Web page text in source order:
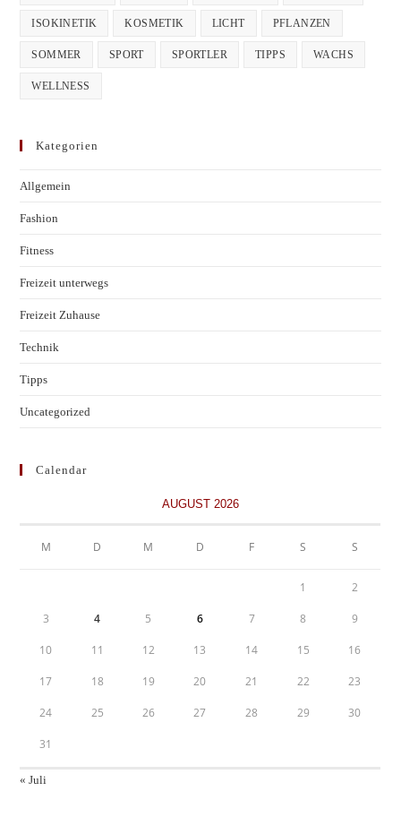
ISOKINETIK KOSMETIK LICHT PFLANZEN
SOMMER SPORT SPORTLER TIPPS WACHS
WELLNESS
Kategorien
Allgemein
Fashion
Fitness
Freizeit unterwegs
Freizeit Zuhause
Technik
Tipps
Uncategorized
Calendar
AUGUST 2026
M D M D F S S
1 2
3 4 5 6 7 8 9
10 11 12 13 14 15 16
17 18 19 20 21 22 23
24 25 26 27 28 29 30
31
« Juli